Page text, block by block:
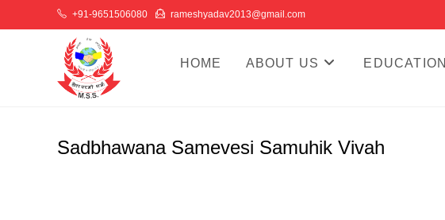
to
+91-9651506080 rameshyadav2013@gmail.com
HOME ABOUT US EDUCATION
Sadbhawana Samevesi Samuhik Vivah